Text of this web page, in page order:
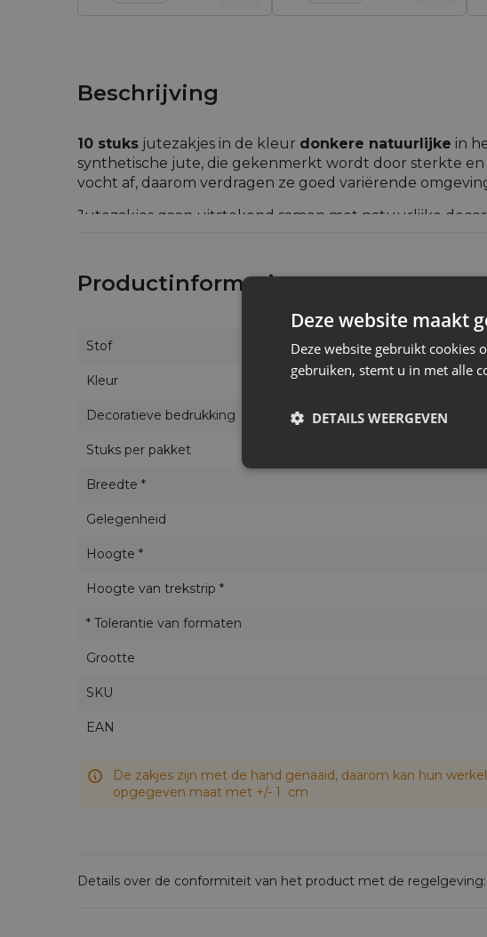
Beschrijving
10 stuks jutezakjes in de kleur donkere natuurlijke in
synthetische jute, die gekenmerkt wordt door sterkte
vocht af, daarom verdragen ze goed variërende
Jutezakjes gaan uitstekend samen met natuurlijke
kunnen vinden dat ideaal voor hem is.
Productinformatie
Stof
Kleur
Decoratieve bedrukking
Stuks per pakket
Breedte *
Gelegenheid
Hoogte *
Hoogte van trekstrip *
* Tolerantie van formaten
Grootte
SKU
EAN
De zakjes zijn met de hand genaaid, daarom kan hun
opgegeven maat met +/- 1 cm
Details over de conformiteit van het product met de
Deze website maakt
Deze website gebruikt cookies
gebruiken, stemt u in met alle
DETAILS WEERGEVEN